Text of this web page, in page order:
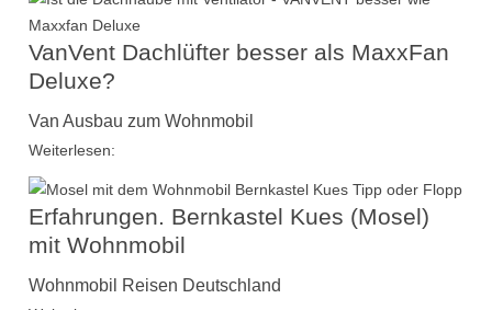
VanVent Dachlüfter besser als MaxxFan
Deluxe?
Van Ausbau zum Wohnmobil
Weiterlesen:
Erfahrungen. Bernkastel Kues (Mosel)
mit Wohnmobil
Wohnmobil Reisen Deutschland